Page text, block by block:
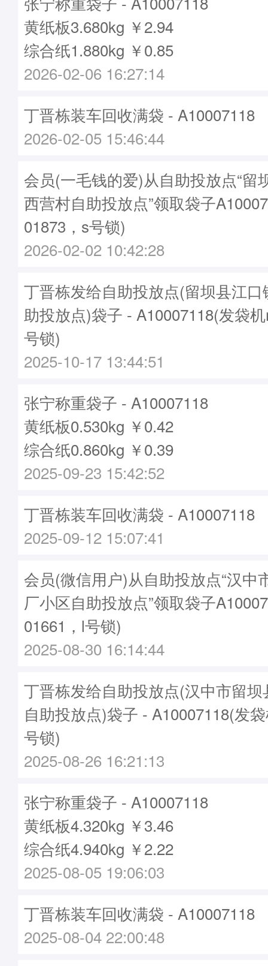
黄纸板3.680kg ￥2.94
综合纸1.880kg ￥0.85
2026-02-06 16:27:14
丁晋栋装车回收满袋 - A10007118
2026-02-05 15:46:44
会员(一毛钱的爱)从自助投放点“留
西营村自助投放点”领取袋子
01873，s号锁)
2026-02-02 10:42:28
丁晋栋发给自助投放点(留坝县江
助投放点)袋子 - A10007118(发袋
号锁)
2025-10-17 13:44:51
张宁称重袋子 - A10007118
黄纸板0.530kg ￥0.42
综合纸0.860kg ￥0.39
2025-09-23 15:42:52
丁晋栋装车回收满袋 - A10007118
2025-09-12 15:07:41
会员(微信用户)从自助投放点“汉中
厂小区自助投放点”领取袋子
01661，l号锁)
2025-08-30 16:14:44
丁晋栋发给自助投放点(汉中市留
自助投放点)袋子 - A10007118(发
号锁)
2025-08-26 16:21:13
张宁称重袋子 - A10007118
黄纸板4.320kg ￥3.46
综合纸4.940kg ￥2.22
2025-08-05 19:06:03
丁晋栋装车回收满袋 - A10007118
2025-08-04 22:00:48